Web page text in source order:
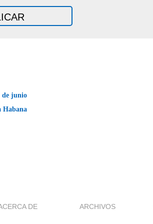
de junio
Habana
DE ARCHIVOS